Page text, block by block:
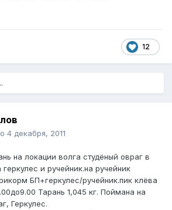
12
4 декабря, 2011
на локации волга студёный овраг в
и ручейник.на ручейник
БП+геркулес/ручейник.пик клёва
Тарань 1,045 кг. Поймана на
Геркулес.